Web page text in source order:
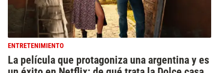
ENTRETENIMIENTO
La película que protagoniza una argentina y es